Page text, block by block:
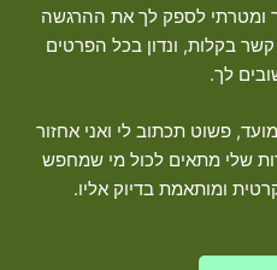
ומטרתי לספק לך את ההרגשה
בקלות, ונדון בכל הפרטים
לך.
פשוט תכתוב לי ואני אחזור
שלי מתאים לכול מי שמחפש
ומותאמת בדיוק אליו.